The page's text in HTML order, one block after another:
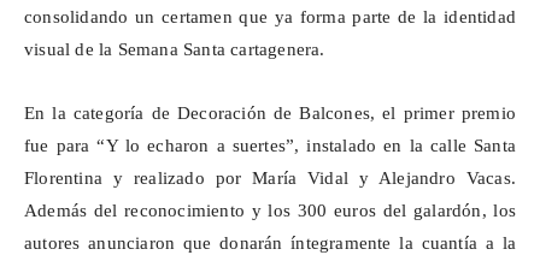
consolidando un certamen que ya forma parte de la identidad
visual de la Semana Santa cartagenera.
En la categoría de Decoración de Balcones, el primer premio
fue para “Y lo echaron a suertes”, instalado en la calle Santa
Florentina y realizado por María Vidal y Alejandro Vacas.
Además del reconocimiento y los 300 euros del galardón, los
autores anunciaron que donarán íntegramente la cuantía a la